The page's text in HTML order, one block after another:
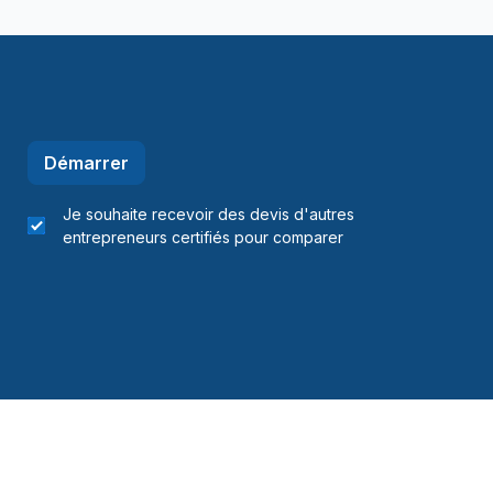
Fjord-du-Saguenay)
Chapdelaine)
Ste-Adèle et les environs
Démarrer
Je souhaite recevoir des devis d'autres
entrepreneurs certifiés pour comparer